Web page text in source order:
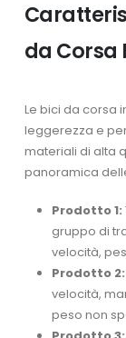
da Corsa
Le bici da corsa
leggerezza e
materiali di alta
panoramica
Prodotto 1:
gruppo di
velocità,
Prodotto 2:
velocità,
peso non